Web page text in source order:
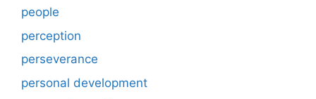
people
perception
perseverance
personal development